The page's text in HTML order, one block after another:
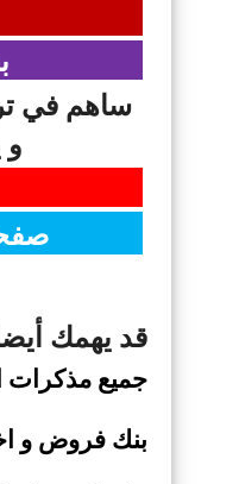
ساهم في
و
قد يهمك
جميع مذكرات السنة الثالثة
بنك فروض و